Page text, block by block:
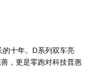
十年。 D系列双车亮
，更是零跑对科技普惠